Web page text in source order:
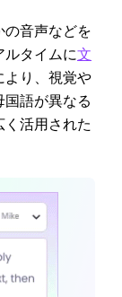
音声などを
タイムに文
より、視覚や
語が異なる
活用された